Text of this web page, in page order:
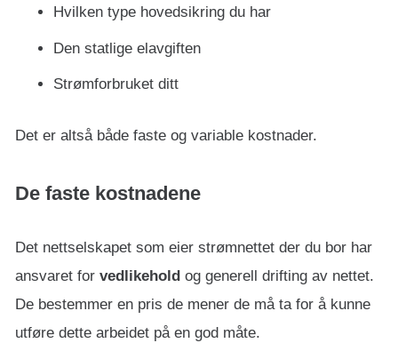
Hvilken type hovedsikring du har
Den statlige elavgiften
Strømforbruket ditt
Det er altså både faste og variable kostnader.
De faste kostnadene
Det nettselskapet som eier strømnettet der du bor har
ansvaret for vedlikehold og generell drifting av nettet.
De bestemmer en pris de mener de må ta for å kunne
utføre dette arbeidet på en god måte.